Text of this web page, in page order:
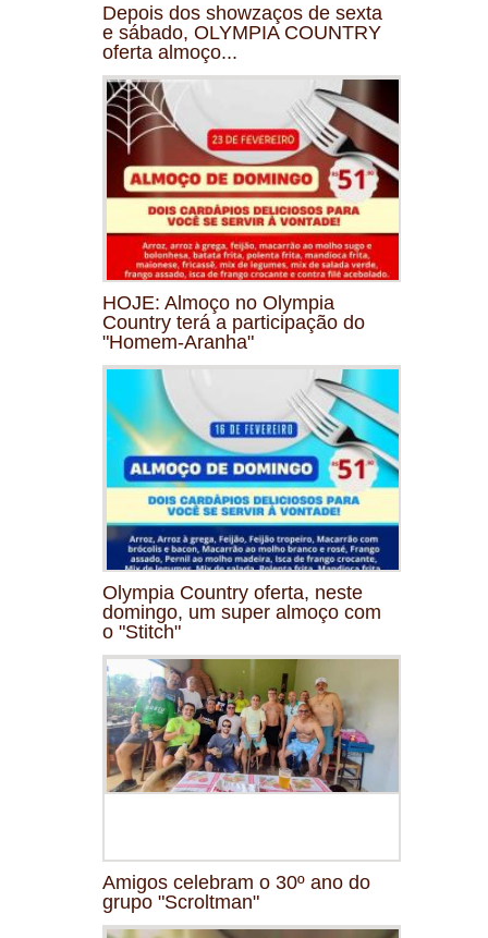
Depois dos showzaços de sexta
e sábado, OLYMPIA COUNTRY
oferta almoço...
HOJE: Almoço no Olympia
Country terá a participação do
"Homem-Aranha"
Olympia Country oferta, neste
domingo, um super almoço com
o "Stitch"
Amigos celebram o 30º ano do
grupo "Scroltman"